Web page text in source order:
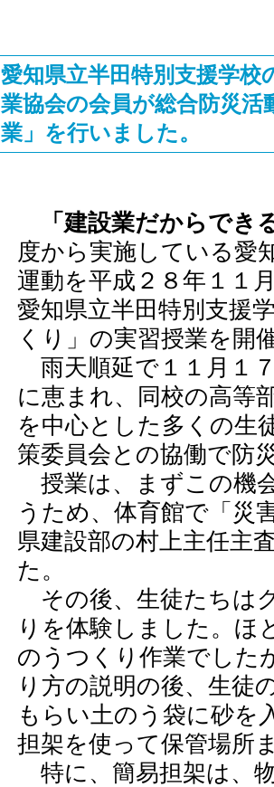
愛知県立半田特別支援学
業協会の会員が総合防災
業」を行いました。
「建設業だからでき
度から実施している愛
運動を平成２８年１１
愛知県立半田特別支援
くり」の実習授業を開
雨天順延で１１月１
に恵まれ、同校の高等
を中心とした多くの生
策委員会との協働で防
授業は、まずこの機
うため、体育館で「災
県建設部の村上主任主
た。
その後、生徒たちは
りを体験しました。ほ
のうつくり作業でした
り方の説明の後、生徒
もらい土のう袋に砂を
担架を使って保管場所
特に、簡易担架は、